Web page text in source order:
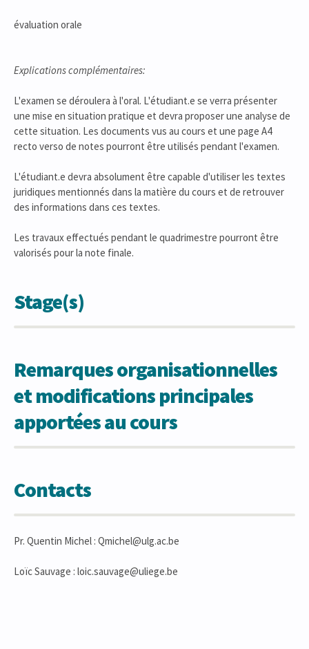
évaluation orale
Explications complémentaires:
L'examen se déroulera à l'oral. L'étudiant.e se verra présenter
une mise en situation pratique et devra proposer une analyse de
cette situation. Les documents vus au cours et une page A4
recto verso de notes pourront être utilisés pendant l'examen.
L'étudiant.e devra absolument être capable d'utiliser les textes
juridiques mentionnés dans la matière du cours et de retrouver
des informations dans ces textes.
Les travaux effectués pendant le quadrimestre pourront être
valorisés pour la note finale.
Stage(s)
Remarques organisationnelles
et modifications principales
apportées au cours
Contacts
Pr. Quentin Michel : Qmichel@ulg.ac.be
Loïc Sauvage : loic.sauvage@uliege.be